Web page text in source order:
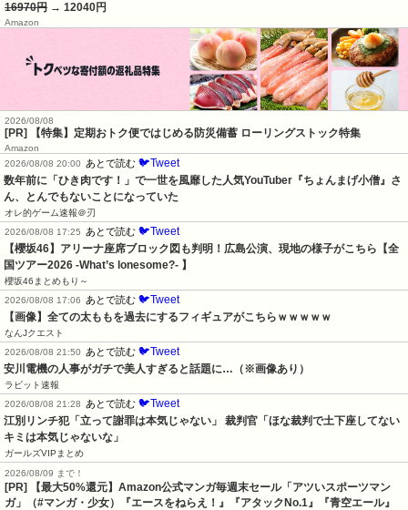
16970円 → 12040円
Amazon
2026/08/08
[PR] 【特集】定期おトク便ではじめる防災備蓄 ローリングストック特集
Amazon
2026/08/08 20:00
あとで読む 🐦Tweet
数年前に「ひき肉です！」で一世を風靡した人気YouTuber『ちょんまげ小僧』さ
ん、とんでもないことになっていた
オレ的ゲーム速報＠刃
2026/08/08 17:25
あとで読む 🐦Tweet
【櫻坂46】アリーナ座席ブロック図も判明！広島公演、現地の様子がこちら【全
国ツアー2026 -What’s lonesome?- 】
櫻坂46まとめもり～
2026/08/08 17:06
あとで読む 🐦Tweet
【画像】全ての太ももを過去にするフィギュアがこちらｗｗｗｗｗ
なんJクエスト
2026/08/08 21:50
あとで読む 🐦Tweet
安川電機の人事がガチで美人すぎると話題に…（※画像あり）
ラビット速報
2026/08/08 21:28
あとで読む 🐦Tweet
江別リンチ犯「立って謝罪は本気じゃない」 裁判官「ほな裁判で土下座してない
キミは本気じゃないな」
ガールズVIPまとめ
2026/08/09 まで！
[PR]
【最大50%還元】Amazon公式マンガ毎週末セール「アツいスポーツマン
ガ」（#マンガ・少女）『エースをねらえ！』『アタックNo.1』『青空エール』